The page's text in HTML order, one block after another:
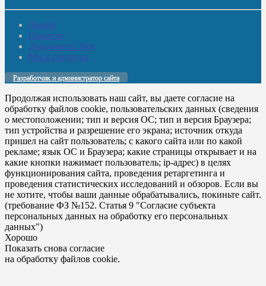
Домой
Новости
Документы. Все
Мы в соцсетях
Разработчик и администратор сайта
Продолжая использовать наш сайт, вы даете согласие на
обработку файлов cookie, пользовательских данных (сведения
о местоположении; тип и версия ОС; тип и версия Браузера;
тип устройства и разрешение его экрана; источник откуда
пришел на сайт пользователь; с какого сайта или по какой
рекламе; язык ОС и Браузера; какие страницы открывает и на
какие кнопки нажимает пользователь; ip-адрес) в целях
функционирования сайта, проведения ретаргетинга и
проведения статистических исследований и обзоров. Если вы
не хотите, чтобы ваши данные обрабатывались, покиньте сайт.
(требование ФЗ №152. Статья 9 "Согласие субъекта
персональных данных на обработку его персональных
данных")
Хорошо
Показать снова согласие
на обработку файлов cookie.